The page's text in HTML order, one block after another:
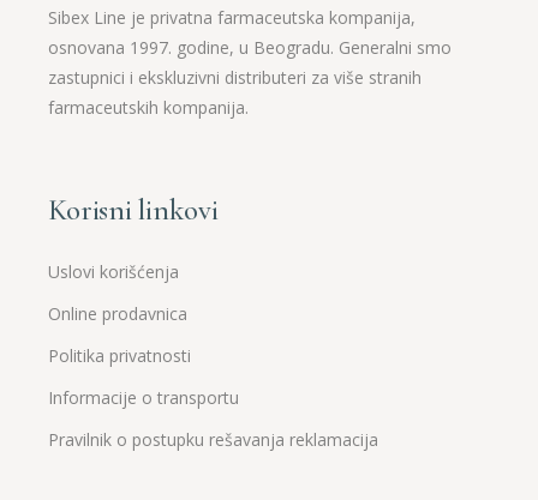
Sibex Line je privatna farmaceutska kompanija,
osnovana 1997. godine, u Beogradu. Generalni smo
zastupnici i ekskluzivni distributeri za više stranih
farmaceutskih kompanija.
Korisni linkovi
Uslovi korišćenja
Online prodavnica
Politika privatnosti
Informacije o transportu
Pravilnik o postupku rešavanja reklamacija